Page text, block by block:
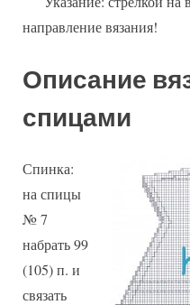
направление вязания!
Описание
спицами
Спинка:
на спицы
№ 7
набрать 99
(105) п. и
связать